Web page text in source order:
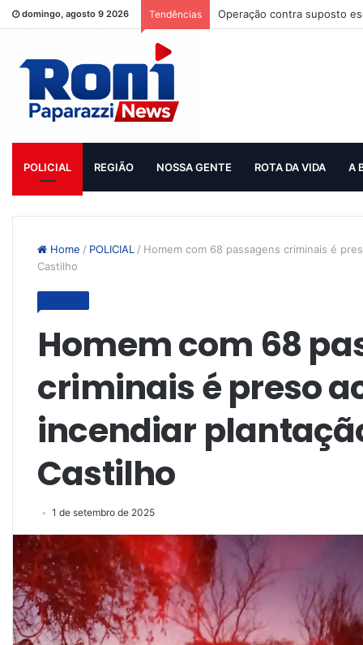
domingo, agosto 9 2026 Tendências Operação contra suposto
POLICIAL REGIÃO NOSSA GENTE ROTA DA VIDA A
Home / POLICIAL / Homem com 68 passagens criminais é
Castilho
Homem com 68
criminais é preso
incendiar
Castilho
1 de setembro de 2025